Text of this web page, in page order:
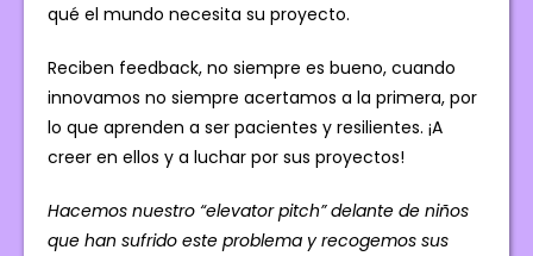
qué el mundo necesita su proyecto.
Reciben feedback, no siempre es bueno, cuando
innovamos no siempre acertamos a la primera, por
lo que aprenden a ser pacientes y resilientes. ¡A
creer en ellos y a luchar por sus proyectos!
Hacemos nuestro “elevator pitch” delante de niños
que han sufrido este problema y recogemos sus